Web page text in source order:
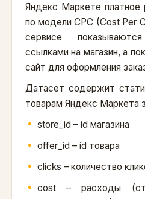
Яндекс Маркете платное
по модели CPC (Cost Per
сервисе
ссылками на магазин, а
сайт для оформления
Датасет содержит
товарам Яндекс Маркета
store_id – id магазина
offer_id – id товара
clicks – количество
cost – расходы